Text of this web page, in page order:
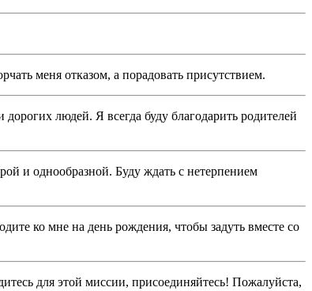
меня отказом, а порадовать присутствием.
людей. Я всегда буду благодарить родителей
и однообразной. Буду ждать с нетерпением
ко мне на день рождения, чтобы задуть вместе со
для этой миссии, присоединяйтесь! Пожалуйста,